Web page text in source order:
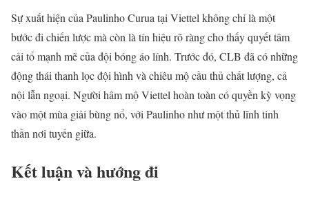
Sự xuất hiện của Paulinho Curua tại Viettel không chỉ là một
bước đi chiến lược mà còn là tín hiệu rõ ràng cho thấy quyết tâm
cải tổ mạnh mẽ của đội bóng áo lính. Trước đó, CLB đã có những
động thái thanh lọc đội hình và chiêu mộ cầu thủ chất lượng, cả
nội lẫn ngoại. Người hâm mộ Viettel hoàn toàn có quyền kỳ vọng
vào một mùa giải bùng nổ, với Paulinho như một thủ lĩnh tinh
thần nơi tuyến giữa.
Kết luận và hướng đi